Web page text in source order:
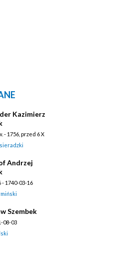
Kazimierz
- 1756, przed 6 X
Andrzej
- 1740-03-16
Szembek
08-03